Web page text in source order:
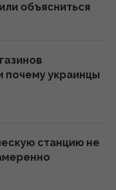
объясниться
почему украинцы
станцию не